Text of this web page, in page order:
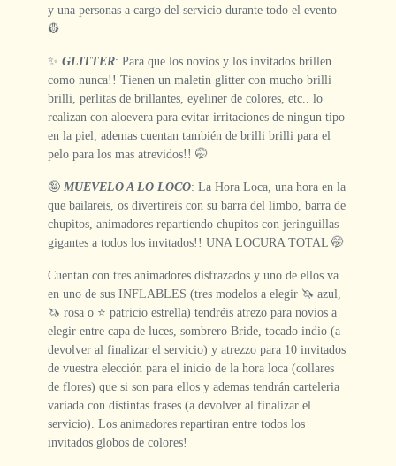
y una personas a cargo del servicio durante todo el evento
👷
✨ GLITTER: Para que los novios y los invitados brillen
como nunca!! Tienen un maletin glitter con mucho brilli
brilli, perlitas de brillantes, eyeliner de colores, etc.. lo
realizan con aloevera para evitar irritaciones de ningun tipo
en la piel, ademas cuentan también de brilli brilli para el
pelo para los mas atrevidos!! 🤭
🤪 MUEVELO A LO LOCO: La Hora Loca, una hora en la
que bailareis, os divertireis con su barra del limbo, barra de
chupitos, animadores repartiendo chupitos con jeringuillas
gigantes a todos los invitados!! UNA LOCURA TOTAL 🤭
Cuentan con tres animadores disfrazados y uno de ellos va
en uno de sus INFLABLES (tres modelos a elegir 🦄 azul,
🦄 rosa o ⭐️ patricio estrella) tendréis atrezo para novios a
elegir entre capa de luces, sombrero Bride, tocado indio (a
devolver al finalizar el servicio) y atrezzo para 10 invitados
de vuestra elección para el inicio de la hora loca (collares
de flores) que si son para ellos y ademas tendrán carteleria
variada con distintas frases (a devolver al finalizar el
servicio). Los animadores repartiran entre todos los
invitados globos de colores!